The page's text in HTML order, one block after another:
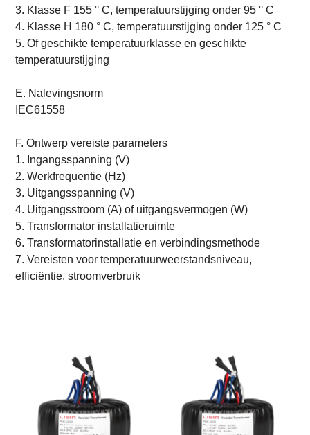
3. Klasse F 155 ° C, temperatuurstijging onder 95 ° C
4. Klasse H 180 ° C, temperatuurstijging onder 125 ° C
5. Of geschikte temperatuurklasse en geschikte
temperatuurstijging
E. Nalevingsnorm
IEC61558
F. Ontwerp vereiste parameters
1. Ingangsspanning (V)
2. Werkfrequentie (Hz)
3. Uitgangsspanning (V)
4. Uitgangsstroom (A) of uitgangsvermogen (W)
5. Transformator installatieruimte
6. Transformatorinstallatie en verbindingsmethode
7. Vereisten voor temperatuurweerstandsniveau,
efficiëntie, stroomverbruik